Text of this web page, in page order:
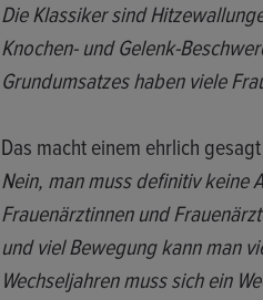
Die Klassiker sind
Knochen- und Gelenk-
Grundumsatzes haben viele
Das macht einem ehrlich
Nein, man muss definitiv keine
Frauenärztinnen und
und viel Bewegung kann man
Wechseljahren muss sich ein